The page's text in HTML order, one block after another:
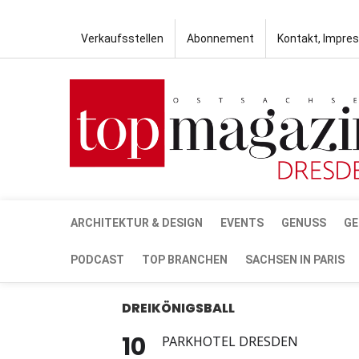
Verkaufsstellen Abonnement Kontakt,
ARCHITEKTUR & DESIGN EVENTS GENUSS
PODCAST TOP BRANCHEN SACHSEN IN PARIS
DREIKÖNIGSBALL
10 PARKHOTEL DRESDEN